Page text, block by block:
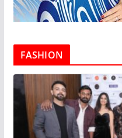
FASHION